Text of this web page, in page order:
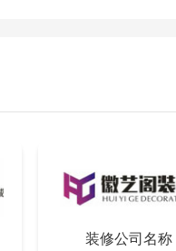
装修公司名称